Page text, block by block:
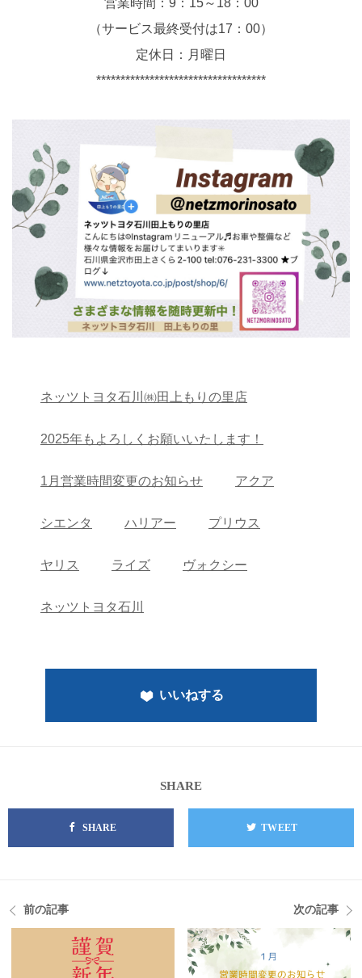
（サービス最終受付は17：00）
定休日：月曜日
***********************************
ネッツトヨタ石川㈱田上もりの里店
2025年もよろしくお願いいたします！
1月営業時間変更のお知らせ アクア
シエンタ ハリアー プリウス
ヤリス ライズ ヴォクシー
ネッツトヨタ石川
いいねする
SHARE
SHARE TWEET
前の記事 次の記事